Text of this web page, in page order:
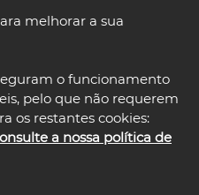
melhorar a sua
o funcionamento
pelo que não requerem
os restantes cookies:
a nossa política de
select language